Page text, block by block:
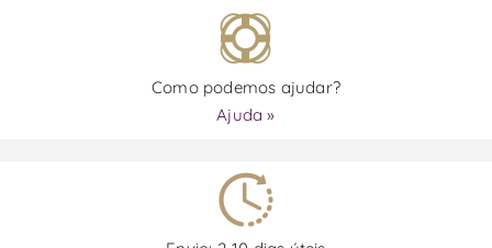
Como podemos ajudar?
Ajuda »